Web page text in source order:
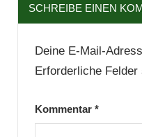
SCHREIBE EINEN
Deine E-Mail-
Erforderliche
Kommentar *